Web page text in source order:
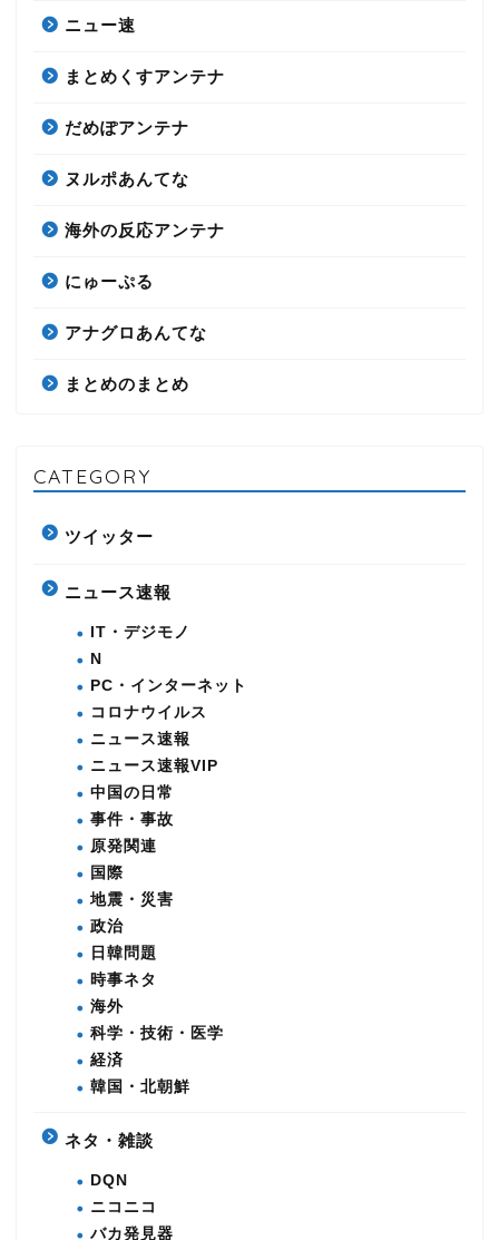
ニュー速
まとめくすアンテナ
だめぽアンテナ
ヌルポあんてな
海外の反応アンテナ
にゅーぷる
アナグロあんてな
まとめのまとめ
CATEGORY
ツイッター
ニュース速報
IT・デジモノ
N
PC・インターネット
コロナウイルス
ニュース速報
ニュース速報VIP
中国の日常
事件・事故
原発関連
国際
地震・災害
政治
日韓問題
時事ネタ
海外
科学・技術・医学
経済
韓国・北朝鮮
ネタ・雑談
DQN
ニコニコ
バカ発見器